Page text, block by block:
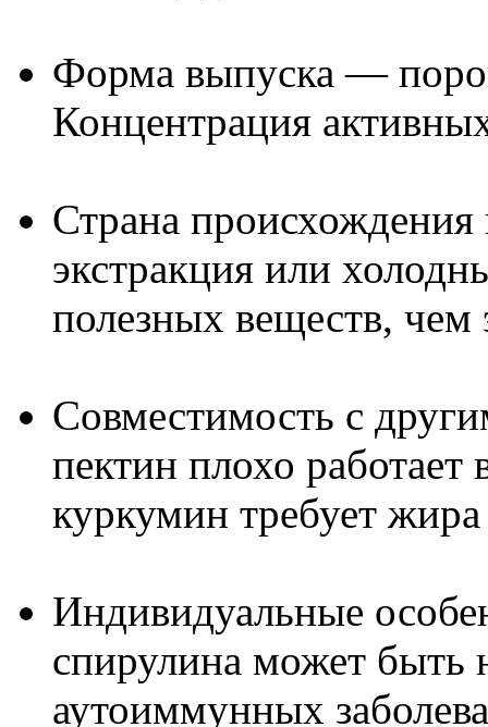
Форма выпуска —
Концентрация
Страна
экстракция или
полезных веществ, чем
Совместимость с
пектин плохо работает
куркумин требует
Индивидуальные
спирулина может быть
аутоиммунных